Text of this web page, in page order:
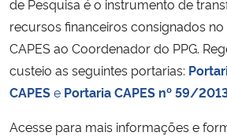
Ministério de Minas e Energia
Ministério do Meio Ambiente
de Pesquisa é o instrumento de
recursos financeiros consignados
CAPES ao Coordenador do PPG.
custeio as seguintes portarias:
CAPESe Portaria CAPES nº 59/
Acesse para mais informações e